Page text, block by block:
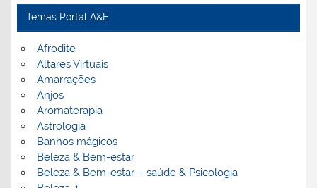
Temas Portal A&E
Afrodite
Altares Virtuais
Amarrações
Anjos
Aromaterapia
Astrologia
Banhos mágicos
Beleza & Bem-estar
Beleza & Bem-estar – saúde & Psicologia